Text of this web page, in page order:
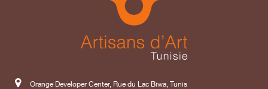
Orange Developer Center, Rue du Lac Biwa, Tunis